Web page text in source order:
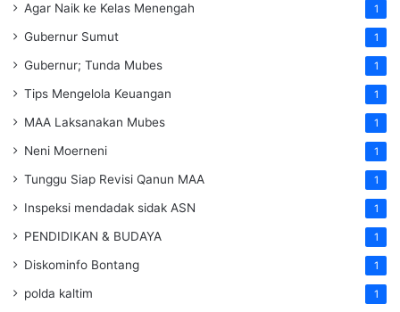
Agar Naik ke Kelas Menengah 1
Gubernur Sumut 1
Gubernur; Tunda Mubes 1
Tips Mengelola Keuangan 1
MAA Laksanakan Mubes 1
Neni Moerneni 1
Tunggu Siap Revisi Qanun MAA 1
Inspeksi mendadak sidak ASN 1
PENDIDIKAN & BUDAYA 1
Diskominfo Bontang 1
polda kaltim 1